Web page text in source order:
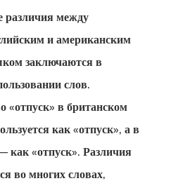
между
и американским
заключаются в
слов.
«отпуск» в британском
как «отпуск», а в
как «отпуск». Различия
во многих словах,
Клиентов
Заявка На
Заявление
Агентства